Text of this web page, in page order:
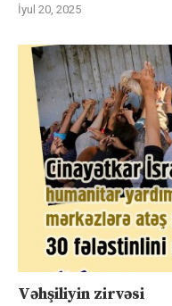
İyul 20, 2025
Vəhşiliyin zirvəsi